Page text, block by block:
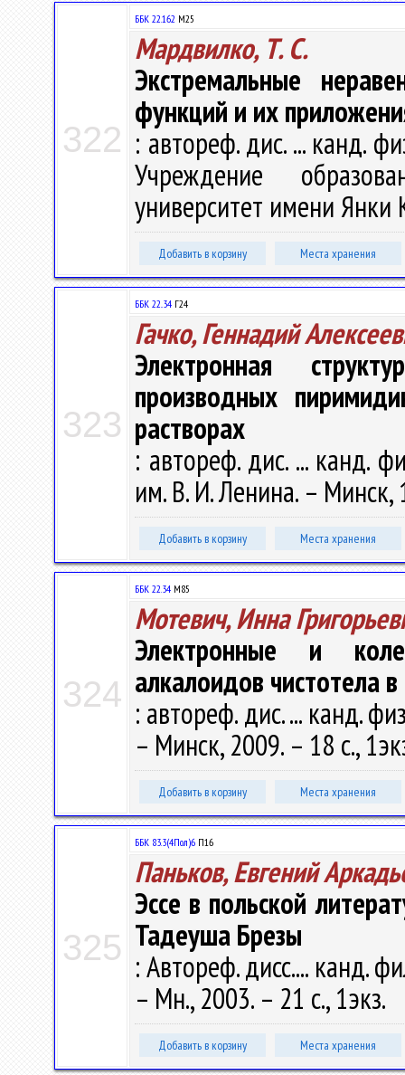
322
ББК 22.162 М25
Мардвилко, Т. С.
Экстремальные
функций и их
: автореф. дис. ... канд.
Учреждение
университет имени Янки
Добавить в корзину Места хранения
323
ББК 22..34 Г24
Гачко, Геннадий
Электронная
производных
растворах
: автореф. дис. ... канд.
им. В. И. Ленина. – Минск,
Добавить в корзину Места хранения
324
ББК 22.34 М85
Мотевич, Инна
Электронные и
алкалоидов чистотела
: автореф. дис. ... канд.
– Минск, 2009. – 18 с.,
Добавить в корзину Места хранения
325
ББК 83.3(4Пол)6 П16
Паньков, Евгений
Эссе в польской
Тадеуша Брезы
: Автореф. дисс.... канд.
– Мн., 2003. – 21 с., 1экз.
Добавить в корзину Места хранения